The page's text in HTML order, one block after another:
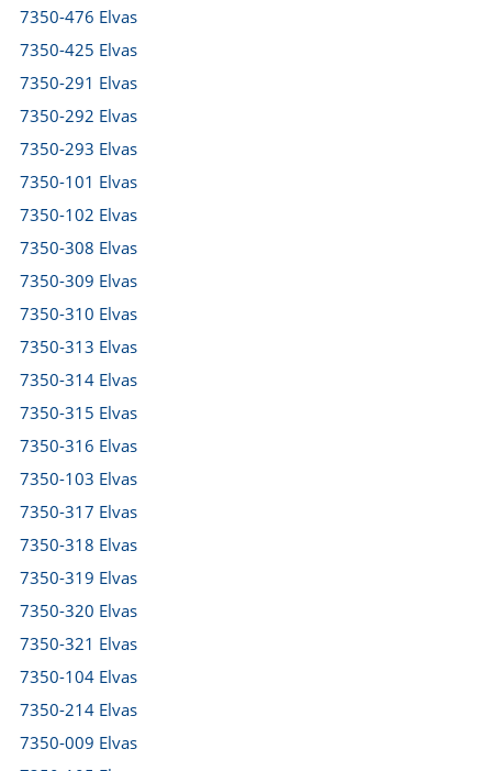
7350-476 Elvas
7350-425 Elvas
7350-291 Elvas
7350-292 Elvas
7350-293 Elvas
7350-101 Elvas
7350-102 Elvas
7350-308 Elvas
7350-309 Elvas
7350-310 Elvas
7350-313 Elvas
7350-314 Elvas
7350-315 Elvas
7350-316 Elvas
7350-103 Elvas
7350-317 Elvas
7350-318 Elvas
7350-319 Elvas
7350-320 Elvas
7350-321 Elvas
7350-104 Elvas
7350-214 Elvas
7350-009 Elvas